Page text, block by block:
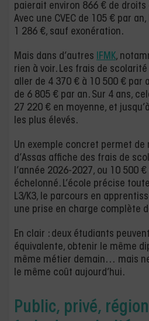
paierait environ 866 € de droits
Avec une CVEC de 105 € par
1 286 €, sauf exonération.
Mais dans d’autres IFMK,
rien à voir. Les frais de
aller de 4 370 € à 10 500 € par
de 6 805 € par an. Sur 4 ans,
27 220 € en moyenne, et
les plus élevés.
Un exemple concret permet de
d’Assas affiche des frais de
l’année 2026-2027, ou 10 500
échelonné. L’école précise
L3/K3, le parcours en
une prise en charge complète
En clair : deux étudiants
équivalente, obtenir le même
même métier demain… mais
le même coût aujourd’hui.
Public, privé,